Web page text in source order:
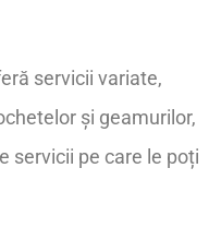
servicii variate,
și geamurilor,
servicii pe care le poți